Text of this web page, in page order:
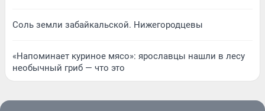
Соль земли забайкальской. Нижегородцевы
«Напоминает куриное мясо»: ярославцы нашли в лесу
необычный гриб — что это